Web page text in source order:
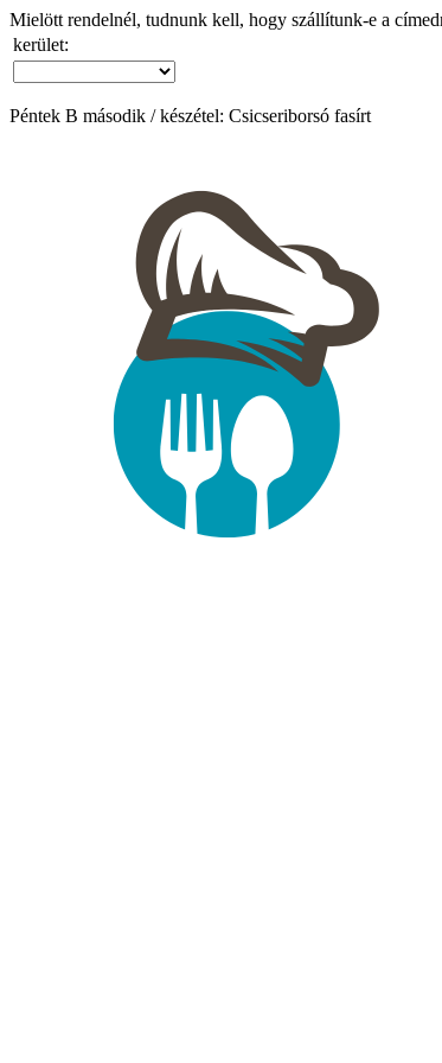
Mielött rendelnél, tudnunk kell, hogy szállítunk-e a
kerület:
Péntek B második / készétel: Csicseriborsó fasírt